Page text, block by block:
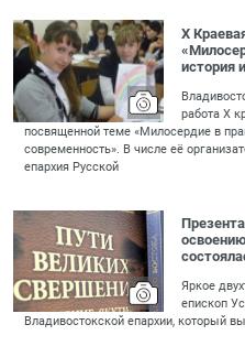
X
история
работа Х
посвященной теме «Милосердие в
современность». В числе её
епархия Русской
Яркое
епископ
Владивостокской епархии, который